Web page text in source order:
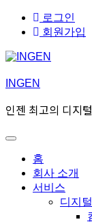
Skip
navigation
Skip
content
로그인
회원가입
INGEN
인젠 최고의 디지
Toggle
Primary
menu
홈
회사 소개
서비스
디지